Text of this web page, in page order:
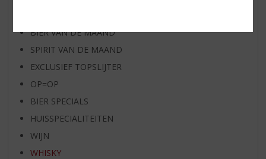
BIER VAN DE MAAND
SPIRIT VAN DE MAAND
EXCLUSIEF TOPSLIJTER
OP=OP
BIER SPECIALS
HUISSPECIALITEITEN
WIJN
WHISKY